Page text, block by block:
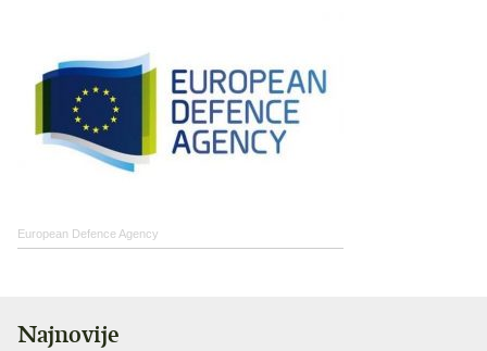
European Defence Agency
Najnovije